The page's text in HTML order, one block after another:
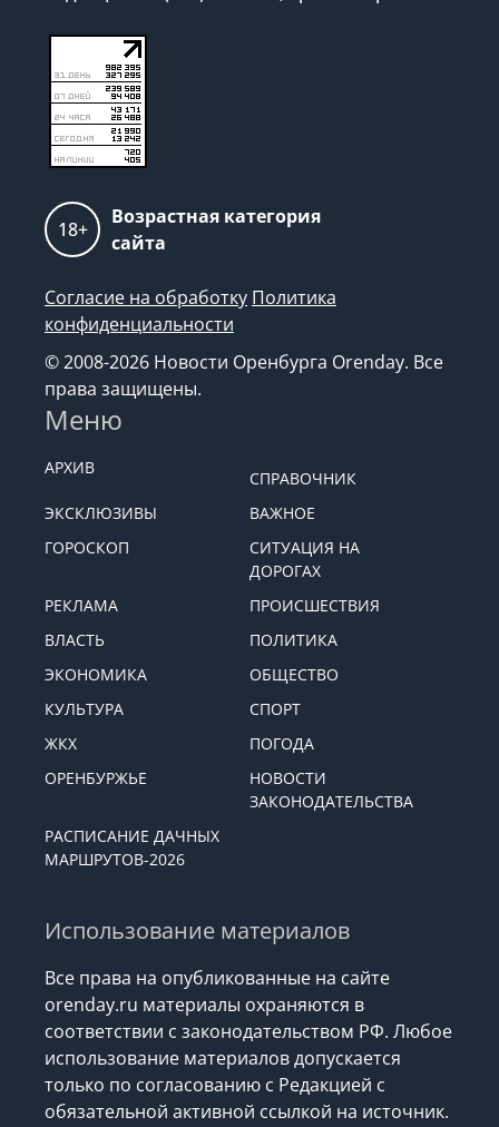
18+
Возрастная категория
сайта
Согласие на обработку Политика
конфиденциальности
© 2008-2026 Новости Оренбурга Orenday. Все
права защищены.
Меню
АРХИВ
СПРАВОЧНИК
ЭКСКЛЮЗИВЫ
ВАЖНОЕ
ГОРОСКОП
СИТУАЦИЯ НА
ДОРОГАХ
РЕКЛАМА
ПРОИСШЕСТВИЯ
ВЛАСТЬ
ПОЛИТИКА
ЭКОНОМИКА
ОБЩЕСТВО
КУЛЬТУРА
СПОРТ
ЖКХ
ПОГОДА
ОРЕНБУРЖЬЕ
НОВОСТИ
ЗАКОНОДАТЕЛЬСТВА
РАСПИСАНИЕ ДАЧНЫХ
МАРШРУТОВ-2026
Использование материалов
Все права на опубликованные на сайте
orenday.ru материалы охраняются в
соответствии с законодательством РФ. Любое
использование материалов допускается
только по согласованию с Редакцией с
обязательной активной ссылкой на источник.